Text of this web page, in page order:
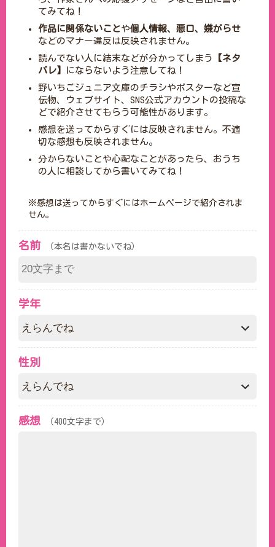
てみてね！
作品に関係ないことや個人情報、悪口、嫌がらせ
などのマナー違反は反映されません。
読んでない人に結末などが分かってしまう
【ネタ
バレ】
にならないよう注意してね！
野いちごジュニア文庫のチラシやポスターなど宣
伝物、ウェブサイト、SNS公式アカウントの投稿な
どで紹介させてもらう可能性があります。
感想を送ってからすぐには反映されません。不適
切な感想も反映されません。
分からないことや心配なことがあったら、おうち
の人に相談してから書いてみてね！
※感想は送ってからすぐにはホームページで紹介されま
せん。
名前 （本名は書かないでね）
学年
性別
感想 （400文字まで）